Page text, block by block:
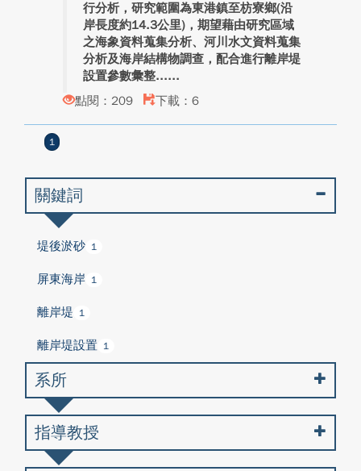
行分析，研究範圍為東港鎮至枋寮鄉(沿
岸長度約14.3公里)，期望藉由研究區域
之海象資料蒐集分析、河川水文資料蒐集
分析及海岸結構物調查，配合進行離岸堤
設置參數彙整...
點閱：209
下載：6
1
關鍵詞
堤後淤砂 1
屏東海岸 1
離岸堤 1
離岸堤設置 1
系所
指導教授